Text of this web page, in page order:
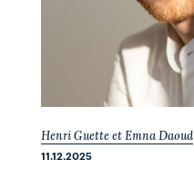
Henri Guette et Emna Daoud
11.12.2025